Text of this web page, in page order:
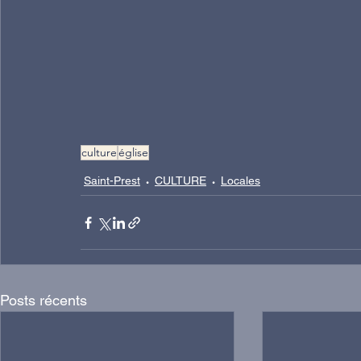
cultureéglise
Saint-Prest CULTURE Locales
Posts récents